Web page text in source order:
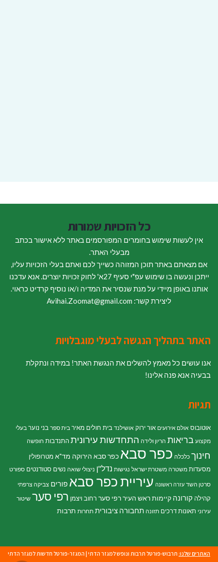
כל הזכויות שמורות
אין לעשות שימוש בחומרים המפורסמים באתר ללא אישור בכתב
מבעלי האתר.
אם מצאתם באתר תוכן המזוהה כשייך לכם ואתם בעלי הזכויות עליו,
ייתכן ונעשה בו שימוש עפ"י סעיף 27א' לחוק זכויות יוצרים. אנא עדכנו
אותנו באופן מיידי על מנת שנסיר את המדיה ו/או נוסיף קרדיט כראוי.
ליצירת קשר: Avihai.Zoomat@gmail.com
האתר בתהליך הנגשה לבעלי מוגבלויות
אנו עושים כל מאמץ להשלים את הנגשת האתר! במידה ונתקלת
בבעיה אנא פנה אלינו!
תגיות
אוטובוס אולם אירועים אור ירוק אושילנד בית חולים מאיר בית ספר בני נוער בעלי
מקצוע בריאות הריון ולידה התחדשות עירוניתהתנדבות חופשה
חינוך כלכלה כפר סבא כפר סבא הירוקה מד"א מטרופולין
מסעדות משטרה משטרת ישראל נגישות נדל"ן ניצולי שואה נשים סטודנטים ספורט
סרטן השד עזרה ראשונה עיריית כפר סבא פורים צביקה צרפתי
קהילה קורונה קיימותראש העיר רפי סער רחוב ויצמן רפי סער שיטור
עירוני תאונות דרכים תזונה תחבורה ציבורית תחרות תרבות
האתרים שלנו: תרבוש-פורטל תרבות ונופש למגזר הדתי | המגזר-פורטל חדשות למגזר הדתי